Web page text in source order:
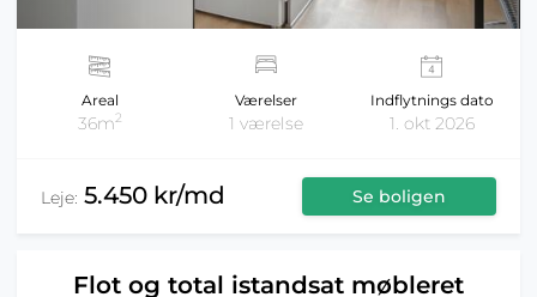
Areal
36m2
Værelser
1 værelse
Indflytnings dato
1. okt 2026
Leje: 5.450 kr/md Se boligen
Flot og total istandsat møbleret